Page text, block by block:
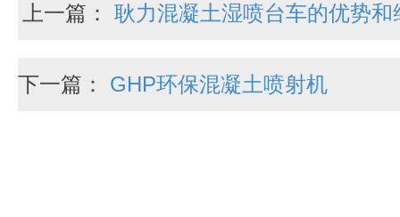
上一篇： 耿力混凝土湿喷台车的优势和
下一篇： GHP环保混凝土喷射机